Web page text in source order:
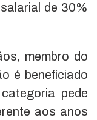
de 30%
membro do
é beneficiado
pede
aos anos